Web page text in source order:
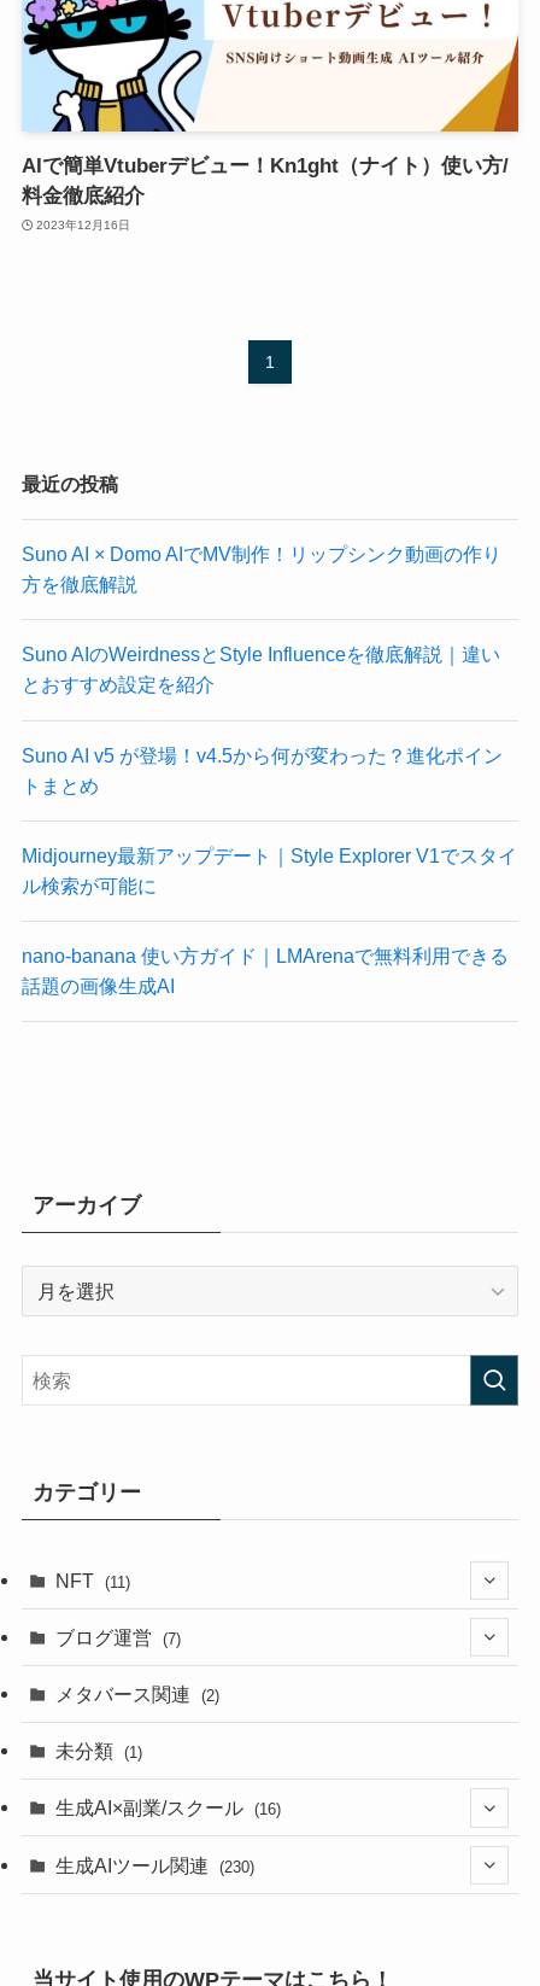
AIで簡単Vtuberデビュー！Kn1ght（ナイト）使い方/
料金徹底紹介
2023年12月16日
1
最近の投稿
Suno AI × Domo AIでMV制作！リップシンク動画の作り
方を徹底解説
Suno AIのWeirdnessとStyle Influenceを徹底解説｜違い
とおすすめ設定を紹介
Suno AI v5 が登場！v4.5から何が変わった？進化ポイン
トまとめ
Midjourney最新アップデート｜Style Explorer V1でスタイ
ル検索が可能に
nano-banana 使い方ガイド｜LMArenaで無料利用できる
話題の画像生成AI
アーカイブ
イ
ブ
カテゴリー
NFT (11)
(1)
(5)
ブログ運営 (7)
(7)
メタバース関連 (2)
未分類 (1)
生成AI×副業/スクール (16)
(5)
生成AIツール関連 (230)
(2) (5)
当サイト使用のWPテーマはこちら！